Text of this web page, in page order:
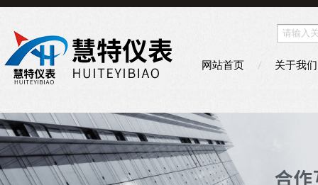
网站首页 关于我们